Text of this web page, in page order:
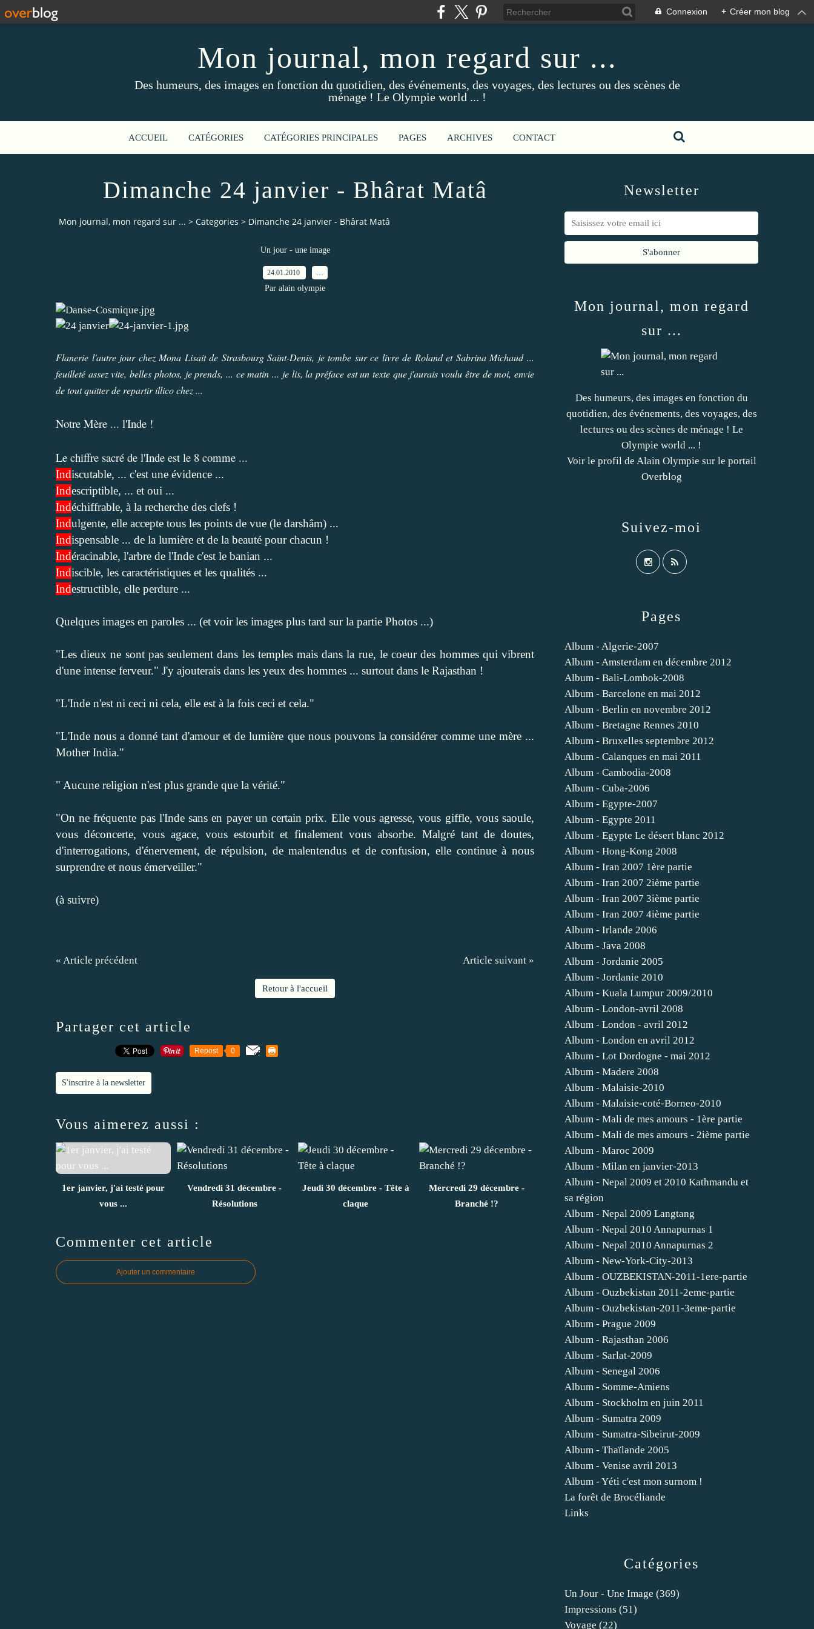
Connexion + Créer mon blog
Mon journal, mon regard sur ...
Des humeurs, des images en fonction du quotidien, des événements, des voyages, des lectures ou des scènes de
ménage ! Le Olympie world ... !
ACCUEIL CATÉGORIES CATÉGORIES PRINCIPALES PAGES ARCHIVES CONTACT
Dimanche 24 janvier - Bhârat Matâ
Mon journal, mon regard sur ... > Categories > Dimanche 24 janvier - Bhârat Matâ
Un jour - une image
24.01.2010
Par alain olympie
Flanerie l'autre jour chez Mona Lisait de Strasbourg Saint-Denis, je tombe sur ce livre de Roland et Sabrina Michaud ...
feuilleté assez vite, belles photos, je prends, ... ce matin ... je lis, la préface est un texte que j'aurais voulu être de moi, envie
de tout quitter de repartir illico chez ...
Notre Mère ... l'Inde !
Le chiffre sacré de l'Inde est le 8 comme ...
Indiscutable, ... c'est une évidence ...
Indescriptible, ... et oui ...
Indéchiffrable, à la recherche des clefs !
Indulgente, elle accepte tous les points de vue (le darshâm) ...
Indispensable ... de la lumière et de la beauté pour chacun !
Indéracinable, l'arbre de l'Inde c'est le banian ...
Indiscible, les caractéristiques et les qualités ...
Indestructible, elle perdure ...
Quelques images en paroles ... (et voir les images plus tard sur la partie Photos ...)
"Les dieux ne sont pas seulement dans les temples mais dans la rue, le coeur des hommes qui vibrent
d'une intense ferveur." J'y ajouterais dans les yeux des hommes ... surtout dans le Rajasthan !
"L'Inde n'est ni ceci ni cela, elle est à la fois ceci et cela."
"L'Inde nous a donné tant d'amour et de lumière que nous pouvons la considérer comme une mère ...
Mother India."
" Aucune religion n'est plus grande que la vérité."
"On ne fréquente pas l'Inde sans en payer un certain prix. Elle vous agresse, vous giffle, vous saoule,
vous déconcerte, vous agace, vous estourbit et finalement vous absorbe. Malgré tant de doutes,
d'interrogations, d'énervement, de répulsion, de malentendus et de confusion, elle continue à nous
surprendre et nous émerveiller."
(à suivre)
« Article précédent Article suivant »
Retour à l'accueil
Partager cet article
Repost 0
S'inscrire à la newsletter
Vous aimerez aussi :
1er janvier, j'ai testé pour
vous ...
Vendredi 31 décembre -
Résolutions
Jeudi 30 décembre - Tête à
claque
Mercredi 29 décembre -
Branché !?
Commenter cet article
Ajouter un commentaire
Newsletter
Catégories
Un Jour - Une Image (369)
Impressions (51)
Voyage (22)
Pages
Album - Algerie-2007
Album - Amsterdam en décembre 2012
Album - Bali-Lombok-2008
Album - Barcelone en mai 2012
Album - Berlin en novembre 2012
Album - Bretagne Rennes 2010
Album - Bruxelles septembre 2012
Album - Calanques en mai 2011
Album - Cambodia-2008
Album - Cuba-2006
Album - Egypte-2007
Album - Egypte 2011
Album - Egypte Le désert blanc 2012
Album - Hong-Kong 2008
Album - Iran 2007 1ère partie
Album - Iran 2007 2ième partie
Album - Iran 2007 3ième partie
Album - Iran 2007 4ième partie
Album - Irlande 2006
Album - Java 2008
Album - Jordanie 2005
Album - Jordanie 2010
Album - Kuala Lumpur 2009/2010
Album - London-avril 2008
Album - London - avril 2012
Album - London en avril 2012
Album - Lot Dordogne - mai 2012
Album - Madere 2008
Album - Malaisie-2010
Album - Malaisie-coté-Borneo-2010
Album - Mali de mes amours - 1ère partie
Album - Mali de mes amours - 2ième partie
Album - Maroc 2009
Album - Milan en janvier-2013
Album - Nepal 2009 et 2010 Kathmandu et
sa région
Album - Nepal 2009 Langtang
Album - Nepal 2010 Annapurnas 1
Album - Nepal 2010 Annapurnas 2
Album - New-York-City-2013
Album - OUZBEKISTAN-2011-1ere-partie
Album - Ouzbekistan 2011-2eme-partie
Album - Ouzbekistan-2011-3eme-partie
Album - Prague 2009
Album - Rajasthan 2006
Album - Sarlat-2009
Album - Senegal 2006
Album - Somme-Amiens
Album - Stockholm en juin 2011
Album - Sumatra 2009
Album - Sumatra-Sibeirut-2009
Album - Thaïlande 2005
Album - Venise avril 2013
Album - Yéti c'est mon surnom !
La forêt de Brocéliande
Links
Mon journal, mon regard
sur ...
Des humeurs, des images en fonction du
quotidien, des événements, des voyages, des
lectures ou des scènes de ménage ! Le
Olympie world ... !
Voir le profil de Alain Olympie sur le portail
Overblog
Suivez-moi